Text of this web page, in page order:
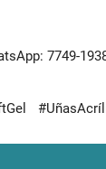
7749-